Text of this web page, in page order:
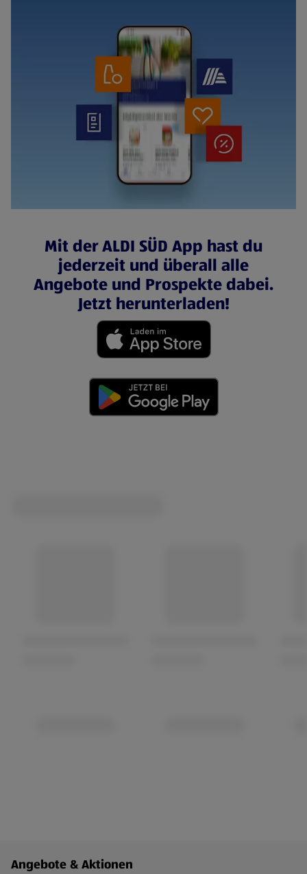
Mit der ALDI SÜD App hast du
jederzeit und überall alle
Angebote und Prospekte dabei.
Jetzt herunterladen!
Fußzeilenmenü - weitere Links
Angebote & Aktionen